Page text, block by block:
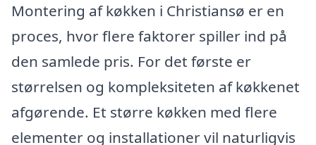
Montering af køkken i Christiansø er en
proces, hvor flere faktorer spiller ind på
den samlede pris. For det første er
størrelsen og kompleksiteten af køkkenet
afgørende. Et større køkken med flere
elementer og installationer vil naturligvis